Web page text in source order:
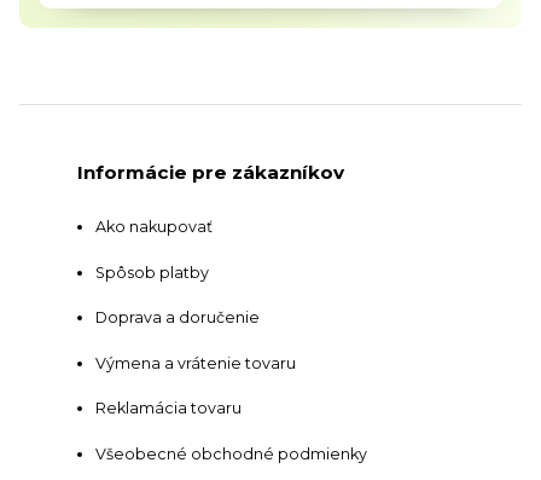
Informácie pre zákazníkov
Ako nakupovať
Spôsob platby
Doprava a doručenie
Výmena a vrátenie tovaru
Reklamácia tovaru
Všeobecné obchodné podmienky